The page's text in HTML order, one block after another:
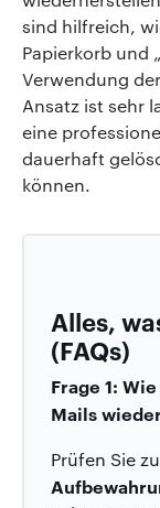
sind hilfreich,
Papierkorb und
Verwendung
Ansatz ist sehr
eine
dauerhaft
können.
Alles,
(FAQs)
Frage 1:
Mails
Prüfen Sie